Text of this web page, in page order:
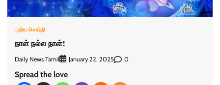
புதிய செய்தி
நாள் நல்ல நாள்!
Daily News Tamil January 22, 2025 0
Spread the love